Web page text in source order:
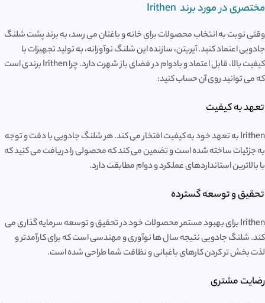
مختصری در مورد برند Irithen
وقتی نوبت به انتخاب محصولات برای خانه و باغتان می رسد، به برند پشت شلنگ
جادویی اعتماد کنید. آیریتن، سازنده این شلنگ نوآورانه، به تولید تجهیزات با
کیفیت بالا، قابل اعتماد و بادوام در فضای باز شهرت دارد. چرا Irithen برندی است
که می توانید روی آن حساب کنید:
تعهد به کیفیت
Irithen به تعهد خود به کیفیت افتخار می کند. هر شلنگ جادویی با دقت و توجه
به جزئیات ساخته شده است و تضمین می کند که محصولی را دریافت می کنید که
با بالاترین استانداردهای عملکرد و دوام مطابقت دارد.
تحقیق و توسعه گسترده
Irithen برای بهبود مستمر محصولات خود در تحقیق و توسعه سرمایه گذاری می
کند. شلنگ جادویی نتیجه سال ها نوآوری و مهندسی است که برای کارآمدتر و
لذت بخش تر کردن کارهای باغبانی و نظافت شما طراحی شده است.
رضایت مشتری